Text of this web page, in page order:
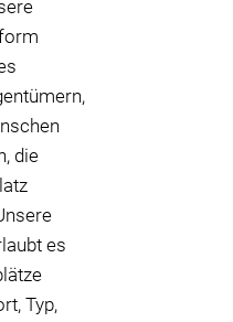
die
es
Typ,